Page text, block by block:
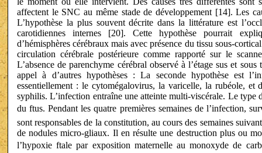
affectent le SNC au même stade de développement [14]. Les
L’hypothèse la plus souvent décrite dans la littérature est
carotidiennes internes [20]. Cette hypothèse pourrait
d’hémisphères cérébraux mais avec présence du tissu sous-
circulation cérébrale postérieure comme rapporté sur le
L’absence de parenchyme cérébral observé à l’étage sus et
appel à d’autres hypothèses : La seconde hypothèse est
essentiellement : le cytomégalovirus, la varicelle, la rubéole, et
syphilis. L’infection entraîne une atteinte multi-viscérale. Le type
du ftus. Pendant les quatre premières semaines de l’infection,
sont responsables de la constitution, au cours des semaines
de nodules micro-gliaux. Il en résulte une destruction plus ou
l’hypoxie ftale par exposition maternelle au monoxyde de